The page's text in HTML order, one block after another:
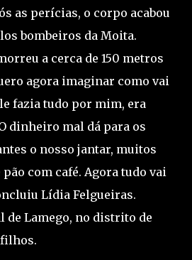
as perícias, o corpo acabou
bombeiros da Moita.
a cerca de 150 metros
agora imaginar como vai
fazia tudo por mim, era
dinheiro mal dá para os
o nosso jantar, muitos
pão com café. Agora tudo vai
Lídia Felgueiras.
de Lamego, no distrito de